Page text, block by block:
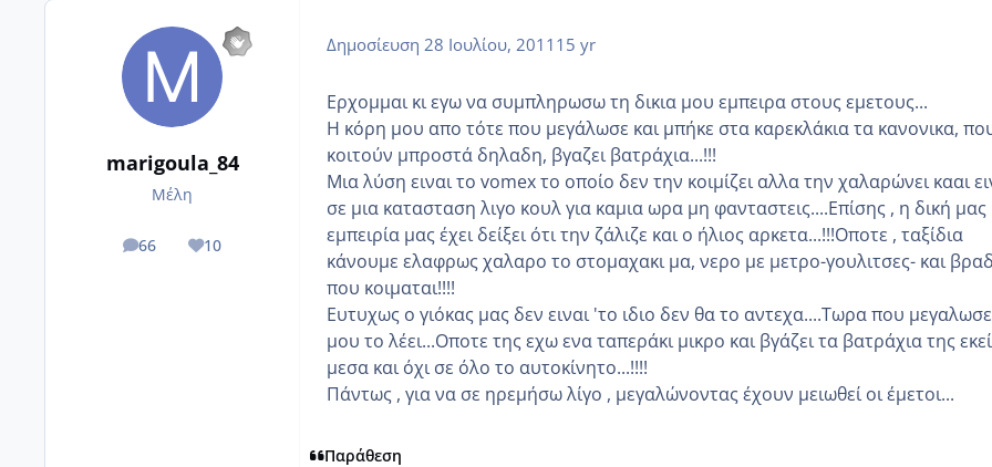
marigoula_84
Μέλη
66
posts 10
Reputation
Δημοσίευση 28 Ιουλίου, 2011 15 yr
Ερχομμαι κι εγω να συμπληρωσω τη δικια μου εμπειρα στους εμετους...
Η κόρη μου απο τότε που μεγάλωσε και μπήκε στα καρεκλάκια τα κανονικα,
κοιτούν μπροστά δηλαδη, βγαζει βατράχια...!!!
Μια λύση ειναι το vomex το οποίο δεν την κοιμίζει αλλα την χαλαρώνει κααι
σε μια κατασταση λιγο κουλ για καμια ωρα μη φανταστεις....Επίσης , η δική μας
εμπειρία μας έχει δείξει ότι την ζάλιζε και ο ήλιος αρκετα...!!!Οποτε , ταξίδια
κάνουμε ελαφρως χαλαρο το στομαχακι μα, νερο με μετρο-γουλιτσες- και
που κοιμαται!!!!
Ευτυχως ο γιόκας μας δεν ειναι 'το ιδιο δεν θα το αντεχα....Τωρα που μεγαλωσε
μου το λέει...Οποτε της εχω ενα ταπεράκι μικρο και βγάζει τα βατράχια της εκεί
μεσα και όχι σε όλο το αυτοκίνητο...!!!!
Πάντως , για να σε ηρεμήσω λίγο , μεγαλώνοντας έχουν μειωθεί οι έμετοι...
Παράθεση